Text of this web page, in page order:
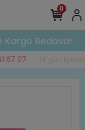
Kargo Bedava!
67 07 14 gün
0